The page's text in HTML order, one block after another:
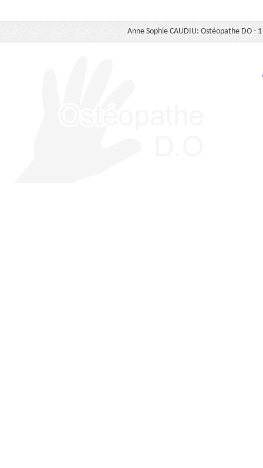
Anne Sophie CAUDIU: Ostéopathe DO -